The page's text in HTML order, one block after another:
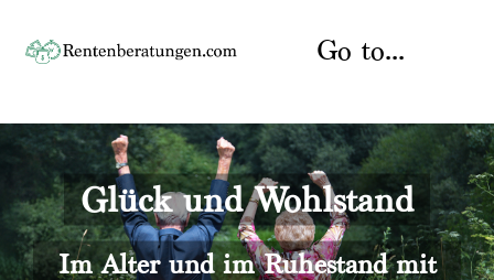
content
Go to...
Startseite
Rente
Rentenberater
Über uns
Kontakt
Glück und Wohlstand
Im Alter und im Ruhestand mit